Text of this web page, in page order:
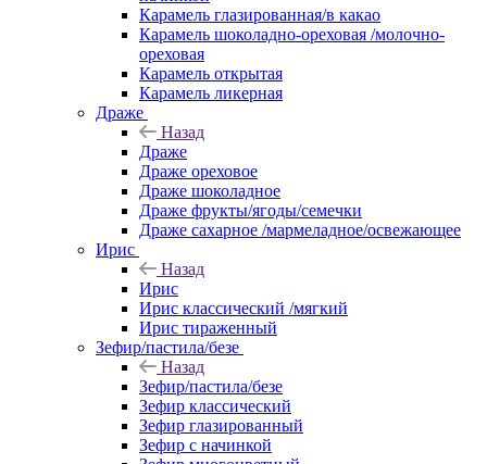
Карамель глазированная/в какао
Карамель шоколадно-ореховая /молочно-
ореховая
Карамель открытая
Карамель ликерная
Драже
Назад
Драже
Драже ореховое
Драже шоколадное
Драже фрукты/ягоды/семечки
Драже сахарное /мармеладное/освежающее
Ирис
Назад
Ирис
Ирис классический /мягкий
Ирис тираженный
Зефир/пастила/безе
Назад
Зефир/пастила/безе
Зефир классический
Зефир глазированный
Зефир с начинкой